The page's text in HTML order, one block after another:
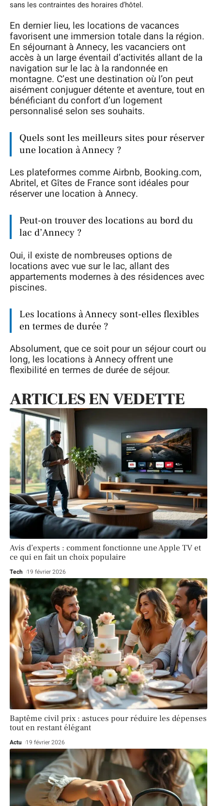
sans les contraintes des horaires d’hôtel.
En dernier lieu, les locations de vacances
favorisent une immersion totale dans la région.
En séjournant à Annecy, les vacanciers ont
accès à un large éventail d’activités allant de la
navigation sur le lac à la randonnée en
montagne. C’est une destination où l’on peut
aisément conjuguer détente et aventure, tout en
bénéficiant du confort d’un logement
personnalisé selon ses souhaits.
Quels sont les meilleurs sites pour réserver
une location à Annecy ?
Les plateformes comme Airbnb, Booking.com,
Abritel, et Gîtes de France sont idéales pour
réserver une location à Annecy.
Peut-on trouver des locations au bord du
lac d’Annecy ?
Oui, il existe de nombreuses options de
locations avec vue sur le lac, allant des
appartements modernes à des résidences avec
piscines.
Les locations à Annecy sont-elles flexibles
en termes de durée ?
Absolument, que ce soit pour un séjour court ou
long, les locations à Annecy offrent une
flexibilité en termes de durée de séjour.
ARTICLES EN VEDETTE
Avis d’experts : comment fonctionne une Apple TV et
ce qui en fait un choix populaire
Tech 19 février 2026
Baptême civil prix : astuces pour réduire les dépenses
tout en restant élégant
Actu 19 février 2026